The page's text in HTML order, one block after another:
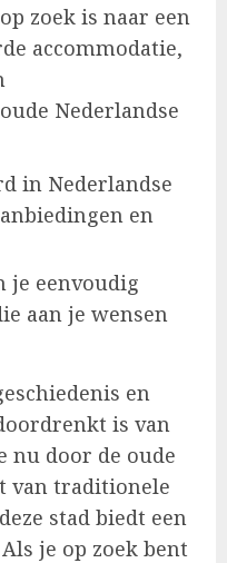
zoek is naar een
accommodatie,
Nederlandse
in Nederlandse
en
je eenvoudig
aan je wensen
en
is van
nu door de oude
van traditionele
stad biedt een
je op zoek bent